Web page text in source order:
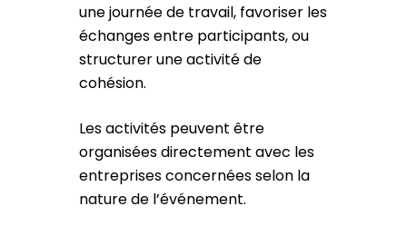
une journée de travail, favoriser les
échanges entre participants, ou
structurer une activité de
cohésion.
Les activités peuvent être
organisées directement avec les
entreprises concernées selon la
nature de l’événement.